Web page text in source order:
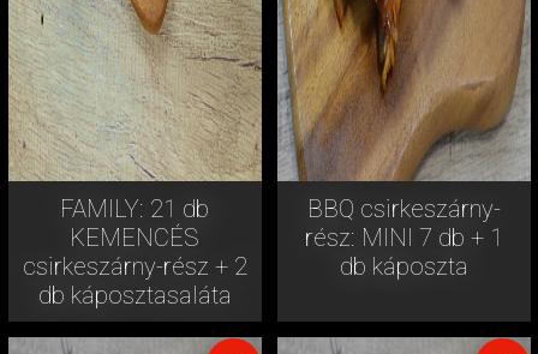
FAMILY: 21 db
KEMENCÉS
csirkeszárny-rész + 2
db káposztasaláta
BBQ csirkeszárny-
rész: MINI 7 db + 1
db káposzta